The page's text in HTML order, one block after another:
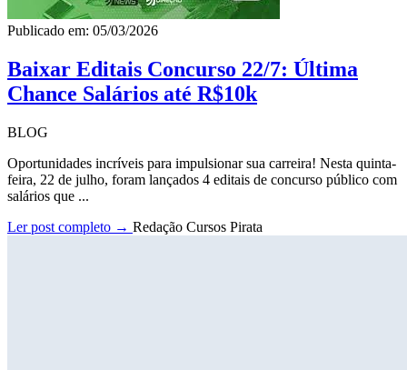
Publicado em: 05/03/2026
Baixar Editais Concurso 22/7: Última
Chance Salários até R$10k
BLOG
Oportunidades incríveis para impulsionar sua carreira! Nesta quinta-
feira, 22 de julho, foram lançados 4 editais de concurso público com
salários que ...
Ler post completo → Redação Cursos Pirata